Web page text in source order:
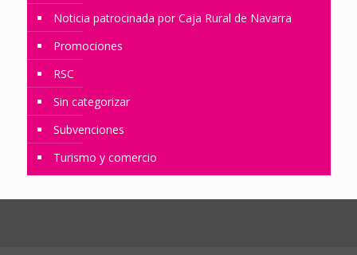
Noticia patrocinada por Caja Rural de Navarra
Promociones
RSC
Sin categorizar
Subvenciones
Turismo y comercio